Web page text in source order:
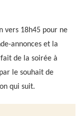
vers 18h45 pour ne
annonces et la
de la soirée à
le souhait de
qui suit.